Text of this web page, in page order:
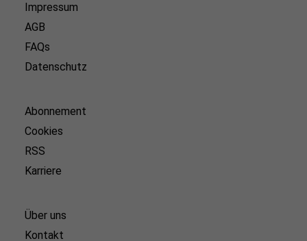
Impressum
AGB
FAQs
Datenschutz
Abonnement
Cookies
RSS
Karriere
Über uns
Kontakt